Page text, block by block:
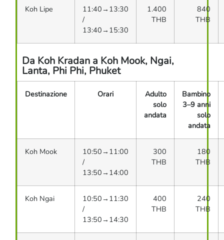
Koh Lipe
11:40→13:30
/
13:40→15:30
1.400
THB
840
THB
Da Koh Kradan a Koh Mook, Ngai,
Lanta, Phi Phi, Phuket
Destinazione Orari
Adulto
solo
andata
Bambino
3–9 anni
solo
andata
Koh Mook
10:50→11:00
/
13:50→14:00
300
THB
180
THB
Koh Ngai
10:50→11:30
/
13:50→14:30
400
THB
240
THB